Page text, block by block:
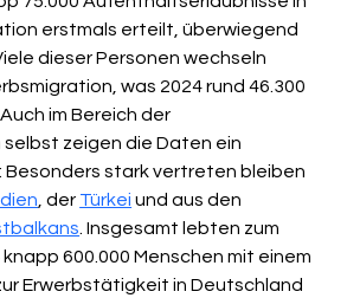
erstmals erteilt, überwiegend
dieser Personen wechseln
was 2024 rund 46.300
im Bereich der
zeigen die Daten ein
Besonders stark vertreten bleiben
, der Türkei und aus den
. Insgesamt lebten zum
600.000 Menschen mit einem
Erwerbstätigkeit in Deutschland